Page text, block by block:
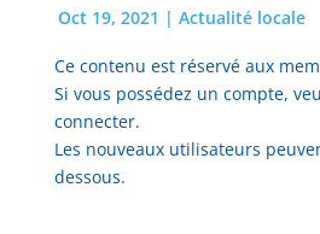
Oct 19, 2021 | Actualité locale
Ce contenu est réservé aux
Si vous possédez un compte,
connecter.
Les nouveaux utilisateurs
dessous.